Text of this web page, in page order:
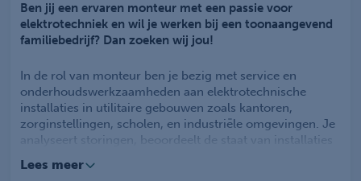
Ben jij een ervaren monteur met een passie voor
elektrotechniek en wil je werken bij een toonaangevend
familiebedrijf? Dan zoeken wij jou!
In de rol van monteur ben je bezig met service en
onderhoudswerkzaamheden aan elektrotechnische
installaties in utilitaire gebouwen zoals kantoren,
zorginstellingen, scholen, en industriële omgevingen. Je
analyseert storingen, beoordeelt de staat van installaties
met klanten en biedt oplossingen aan in overleg met
Lees meer